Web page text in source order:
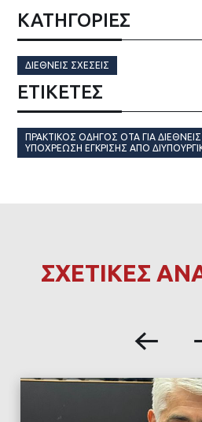
ΚΑΤΗΓΟΡΙΕΣ
ΔΙΕΘΝΕΊΣ ΣΧΈΣΕΙΣ
ΕΤΙΚΈΤΕΣ
ΠΡΑΚΤΙΚΟΣ ΟΔΗΓΟΣ ΟΤΑ ΓΙΑ
ΥΠΟΧΡΕΩΣΗ ΕΓΚΡΙΣΗΣ ΑΠΟ
ΣΧΕΤΙΚΕΣ